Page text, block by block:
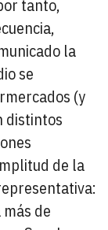
tanto,
la
se
(y
distintos
de la
de